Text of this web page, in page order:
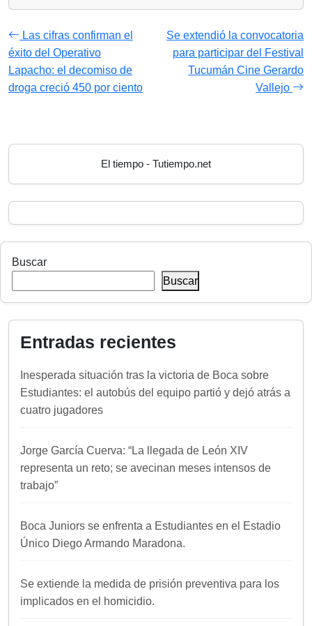
Las cifras confirman el
éxito del Operativo
Lapacho: el decomiso de
droga creció 450 por ciento
Se extendió la convocatoria
para participar del Festival
Tucumán Cine Gerardo
Vallejo
El tiempo - Tutiempo.net
Buscar
Buscar
Entradas recientes
Inesperada situación tras la victoria de Boca sobre
Estudiantes: el autobús del equipo partió y dejó atrás a
cuatro jugadores
Jorge García Cuerva: “La llegada de León XIV
representa un reto; se avecinan meses intensos de
trabajo”
Boca Juniors se enfrenta a Estudiantes en el Estadio
Único Diego Armando Maradona.
Se extiende la medida de prisión preventiva para los
implicados en el homicidio.